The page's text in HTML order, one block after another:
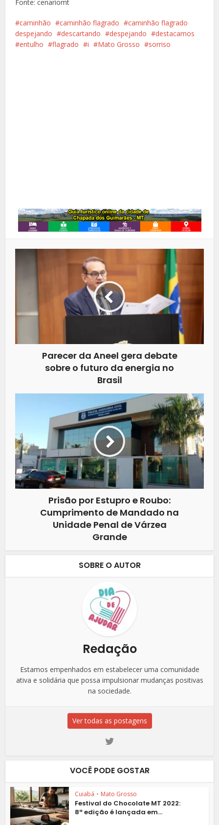
Fonte: cenariomt
caminhão caminhão flagrado
caminhão flagrado
despejando
descartando despejando
destacamos
entulho
flagrado i Mato Grosso sorriso
Parecer da Aneel gera debate
sobre o futuro da energia no
Brasil
Prisão por Estupro e Roubo:
Cumprimento de Mandado na
Unidade Penal de Várzea
Grande
SOBRE O AUTOR
Redação
Estamos empenhados em estabelecer uma comunidade
ativa e solidária que possa impulsionar mudanças positivas
na sociedade.
Ver todas as postagens
VOCÊ PODE GOSTAR
Cuiabá • Mato Grosso
Festival do Chocolate MT 2022:
8ª edição é lançada em...